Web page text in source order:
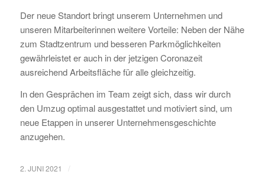
Der neue Standort bringt unserem Unternehmen und
unseren Mitarbeiterinnen weitere Vorteile: Neben der Nähe
zum Stadtzentrum und besseren Parkmöglichkeiten
gewährleistet er auch in der jetzigen Coronazeit
ausreichend Arbeitsfläche für alle gleichzeitig.
In den Gesprächen im Team zeigt sich, dass wir durch
den Umzug optimal ausgestattet und motiviert sind, um
neue Etappen in unserer Unternehmensgeschichte
anzugehen.
2. JUNI 2021 /